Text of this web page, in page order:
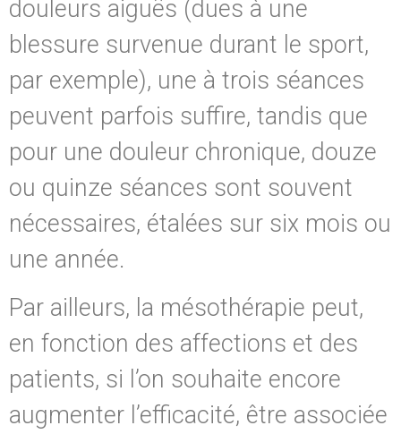
douleurs aiguës (dues à une
blessure survenue durant le sport,
par exemple), une à trois séances
peuvent parfois suffire, tandis que
pour une douleur chronique, douze
ou quinze séances sont souvent
nécessaires, étalées sur six mois ou
une année.
Par ailleurs, la mésothérapie peut,
en fonction des affections et des
patients, si l’on souhaite encore
augmenter l’efficacité, être associée